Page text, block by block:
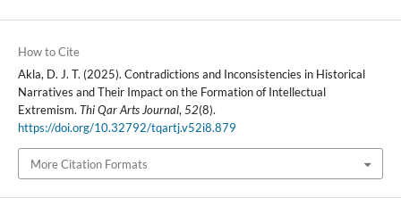
How to Cite
Akla, D. J. T. (2025). Contradictions and Inconsistencies in Historical
Narratives and Their Impact on the Formation of Intellectual
Extremism. Thi Qar Arts Journal,52(8).
https://doi.org/10.32792/tqartj.v52i8.879
More Citation Formats